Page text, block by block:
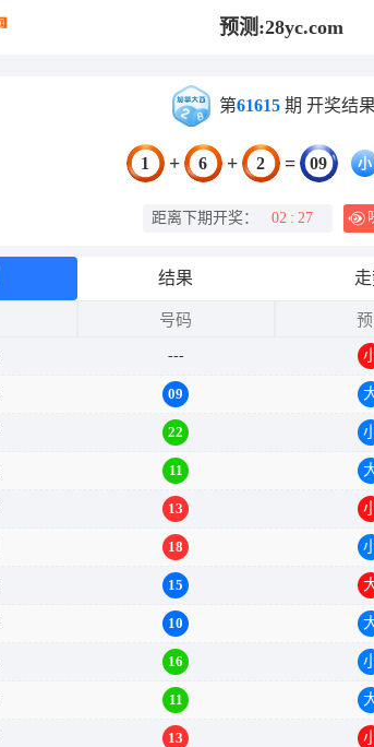
预测:28yc.com
第61615期 开奖结果
1 + 6 + 2 = 09 小
距离下期开奖： 02 : 27
结果
号码
---
09
22
11
13
18
15
10
16
11
13